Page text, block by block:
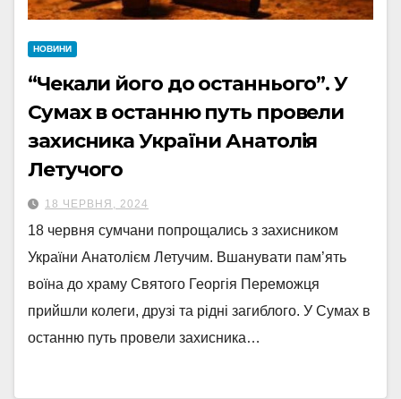
НОВИНИ
“Чекали його до останнього”. У
Сумах в останню путь провели
захисника України Анатолія
Летучого
18 ЧЕРВНЯ, 2024
18 червня сумчани попрощались з захисником
України Анатолієм Летучим. Вшанувати пам’ять
воїна до храму Святого Георгія Переможця
прийшли колеги, друзі та рідні загиблого. У Сумах в
останню путь провели захисника…